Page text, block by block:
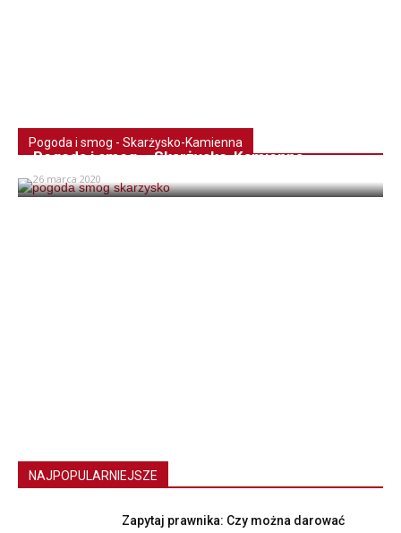
Pogoda i smog - Skarżysko-Kamienna
Pogoda i smog – Skarżysko-Kamienna
26 marca 2020
NAJPOPULARNIEJSZE
Zapytaj prawnika: Czy można darować